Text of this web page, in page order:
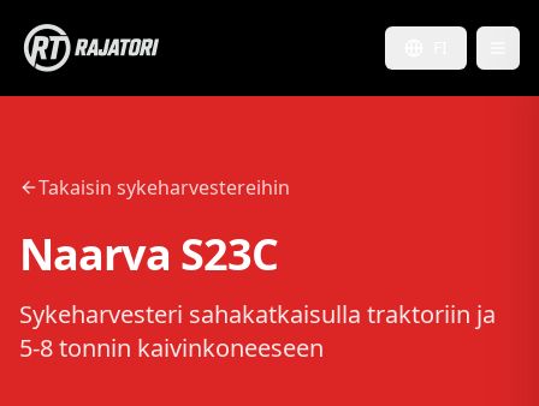
Takaisin sykeharvestereihin
Naarva S23C
Sykeharvesteri sahakatkaisulla traktoriin ja
5-8 tonnin kaivinkoneeseen